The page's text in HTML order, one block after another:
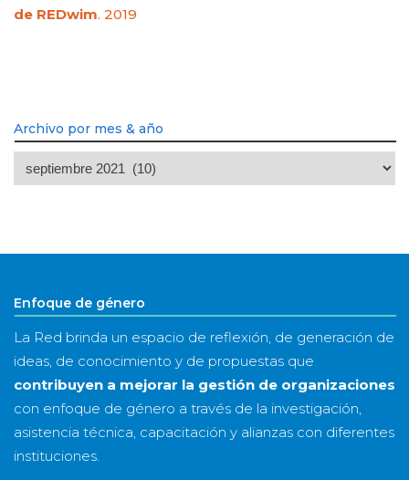
de REDwim. 2019
Archivo por mes & año
Archivo
por
año
Enfoque de género
La Red brinda un espacio de reflexión, de generación de
ideas, de conocimiento y de propuestas que
contribuyen a mejorar la gestión de organizaciones
con enfoque de género a través de la investigación,
asistencia técnica, capacitación y alianzas con diferentes
instituciones.